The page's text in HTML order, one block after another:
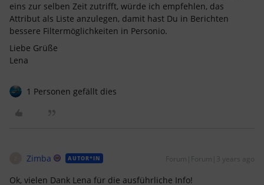
eins zur selben Zeit zutrifft, würde ich empfehlen, das
Attribut als Liste anzulegen, damit hast Du in Berichten
bessere Filtermöglichkeiten in Personio.
Liebe Grüße
Lena
1 Personen gefällt dies
Zimba AUTOR*IN Forum|Forum|3 years ago
Ok, vielen Dank Lena für die ausführliche Info!